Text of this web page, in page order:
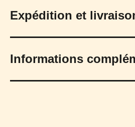
Expédition et
Informations